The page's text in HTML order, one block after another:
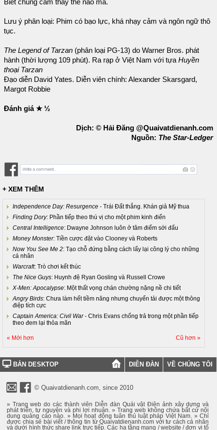
Biết chúng cảm thấy thế nào mà.
Lưu ý phân loại: Phim có bạo lực, khá nhạy cảm và ngôn ngữ thô
tục.
The Legend of Tarzan (phân loại PG-13) do Warner Bros. phát
hành (thời lượng 109 phút). Ra rạp ở Việt Nam với tựaHuyền
thoại Tarzan
Đạo diễn David Yates. Diễn viên chính: Alexander Skarsgard,
Margot Robbie
Đánh giá ★ ½
Dịch: © Hải Đăng @Quaivatdienanh.com
Nguồn: The Star-Ledger
+ XEM THÊM
Independence Day: Resurgence - Trái Đất thắng. Khán giả Mỹ thua
Finding Dory: Phần tiếp theo thú vị cho một phim kinh điển
Central Intelligence: Dwayne Johnson luôn ở tâm điểm sới đấu
Money Monster: Tiền cược đặt vào Clooney và Roberts
Now You See Me 2: Tạo chỗ đứng bằng cách lấy lại công lý cho những
cá nhân
Warcraft: Trò chơi kết thúc
The Nice Guys: Huynh đệ Ryan Gosling và Russell Crowe
X-Men: Apocalypse: Một thất vọng chán chường nặng nề chi tiết
Angry Birds: Chưa làm hết tiềm năng nhưng chuyển tải được một thông
điệp tích cực
Captain America: Civil War- Chris Evans chống trả trong một phần tiếp
theo đem lại thỏa mãn
« Mới hơn Cũ hơn »
BẢN DESKTOP DIỄN ĐÀN VỀ CHÚNG TÔI
© Quaivatdienanh.com, since 2010
» Trang web do các thành viên Diễn đàn Quái vật Điện ảnh xây dựng và
phát triển, tự nguyện và phi lợi nhuận. » Trang web không chứa bất cứ nội
dung quảng cáo nào. » Mọi hoạt động tuân thủ luật pháp Việt Nam. » Chỉ
được chia sẻ bài viết / thông tin từ Quaivatdienanh.com với tư cách cá nhân
và dưới hình thức share link trực tiếp. Các hạ tầng mạng / website / đơn vị tổ